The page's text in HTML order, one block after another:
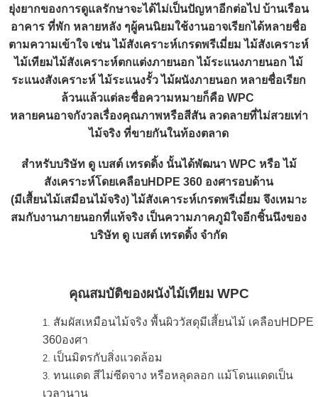
ยุ่งยากของการดูแลรักษาจะได้ไม่เป็นปัญหาอีกต่อไป บ้านเรือน
อาคาร ที่พัก หลายหลัง ๆผู้คนนิยมใช้งานอาจเรียกได้หลายชื่อ
ตามความเข้าใจ เช่น ไม้สังเคราะห์เกรดพรีเมี่ยม ไม้สังเคราะห์
ไม้เทียมไม้สังเคราะห์ตกแต่งภายนอก ไม้ระแนงภายนอก ไม้
ระแนงสังเคราะห์ ไม้ระแนงรั้ว ไม้ผนังภายนอก หลายชื่อเรียก
ล้วนแล้วแต่ละชื่อความหมายก็คือ WPC
หลายคนอาจกังวลเรื่องคุณภาพหรือสีสัน ลวดลายที่ไม่สวยเท่า
ไม้จริง ที่ขายกันในท้องตลาด
สำหรับบริษัท ดู เบสต์ เทรดดิ้ง นั้นได้พัฒนา WPC หรือ ไม้
สังเคราะห์โดยเคลือบHDPE 360 องศารอบด้าน
(มีเสื้ยนไม้เสมือนไม้จริง) ไม้สังเคาระห์เกรดพรีเมี่ยม จึงเหมาะ
สมกับงานภายนอกที่แท้จริง เป็นความภาคภูมิใจอีกชิ้นนึงของ
บริษัท ดู เบสต์ เทรดดิ้ง จำกัด
คุณสมบัติของผนังไม้เทียม WPC
สัมผัสเหมือนไม้จริง พื้นผิววัสดุมีเสี้ยนไม้ เคลือบHDPE
360องศา
เป็นมิตรกับสิ่งแวดล้อม
ทนแดด สีไม่ซีดจาง หรือหลุดลอก แม้โดนแดดเป็น
เวลานาน